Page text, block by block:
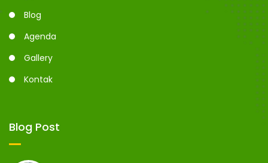
Blog
Agenda
Gallery
Kontak
Blog Post